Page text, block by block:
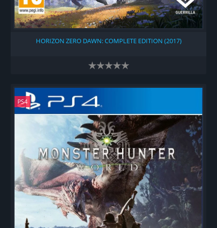
HORIZON ZERO DAWN: COMPLETE EDITION (2017)
PS4